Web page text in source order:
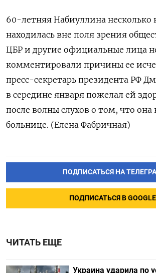
60-летняя Набиуллина несколько
находилась вне поля зрения
ЦБР и другие официальные лица
комментировали причины ее
пресс-секретарь президента РФ
в середине января пожелал ей
после волны слухов о том, что она
больнице. (Елена Фабричная)
ПОДПИСАТЬСЯ НА
ПОДПИСАТЬСЯ В GOOGLE
ЧИТАТЬ ЕЩЕ
Украина ударила по